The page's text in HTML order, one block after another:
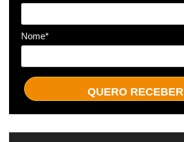
Nome*
QUERO RECEBER